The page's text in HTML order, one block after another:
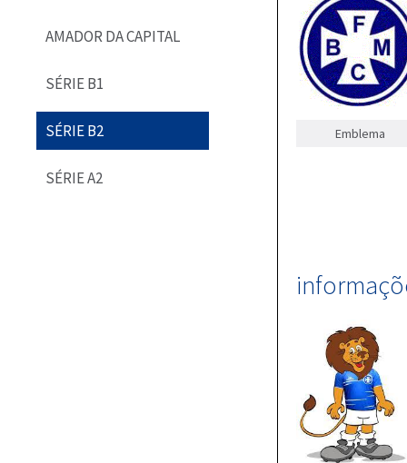
AMADOR DA CAPITAL
SÉRIE B1
SÉRIE B2
SÉRIE A2
Emblema